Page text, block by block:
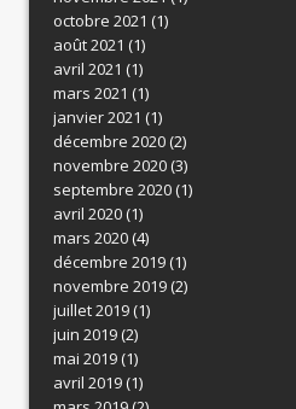
octobre 2021 (1)
août 2021 (1)
avril 2021 (1)
mars 2021 (1)
janvier 2021 (1)
décembre 2020(2)
novembre 2020(3)
septembre 2020(1)
avril 2020(1)
mars 2020(4)
décembre 2019(1)
novembre 2019(2)
juillet 2019(1)
juin 2019(2)
mai 2019(1)
avril 2019(1)